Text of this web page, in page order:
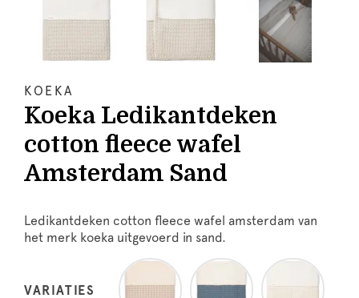
KOEKA
Koeka Ledikantdeken
cotton fleece wafel
Amsterdam Sand
Ledikantdeken cotton fleece wafel amsterdam van
het merk koeka uitgevoerd in sand.
VARIATIES